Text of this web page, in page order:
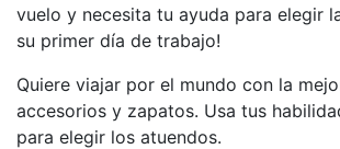
vuelo y necesita tu ayuda para elegir
su primer día de trabajo!
Quiere viajar por el mundo con la
accesorios y zapatos. Usa tus
para elegir los atuendos.